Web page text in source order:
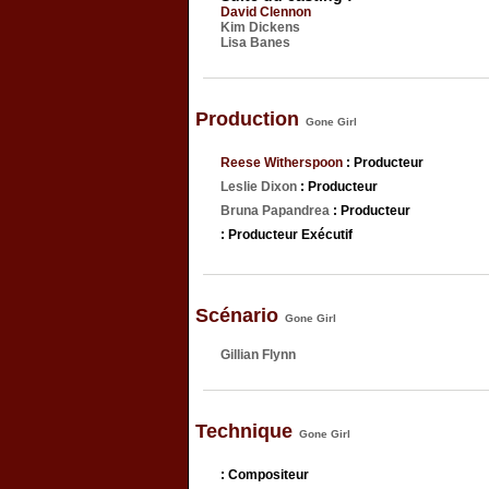
David Clennon
Kim Dickens
Lisa Banes
Production Gone Girl
Reese Witherspoon : Producteur
Leslie Dixon : Producteur
Bruna Papandrea : Producteur
: Producteur Exécutif
Scénario Gone Girl
Gillian Flynn
Technique Gone Girl
: Compositeur